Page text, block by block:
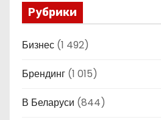
Рубрики
Бизнес (1 492)
Брендинг (1 015)
В Беларуси (844)